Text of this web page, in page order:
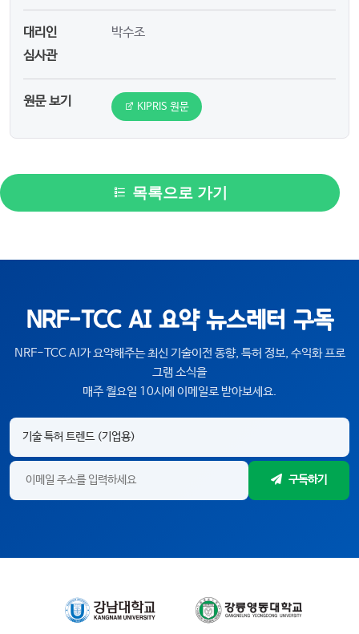
대리인
박수조
심사관
원문 보기 KIPRIS 원문
목록으로 가기
NRF-TCC AI 요약 뉴스레터 구독
NRF-TCC AI가 요약해주는 최신 기술이전 동향, 특허 정보, 수익화 프로
그램 소식을
매주 월요일 10시에 이메일로 받아보세요.
구독하기